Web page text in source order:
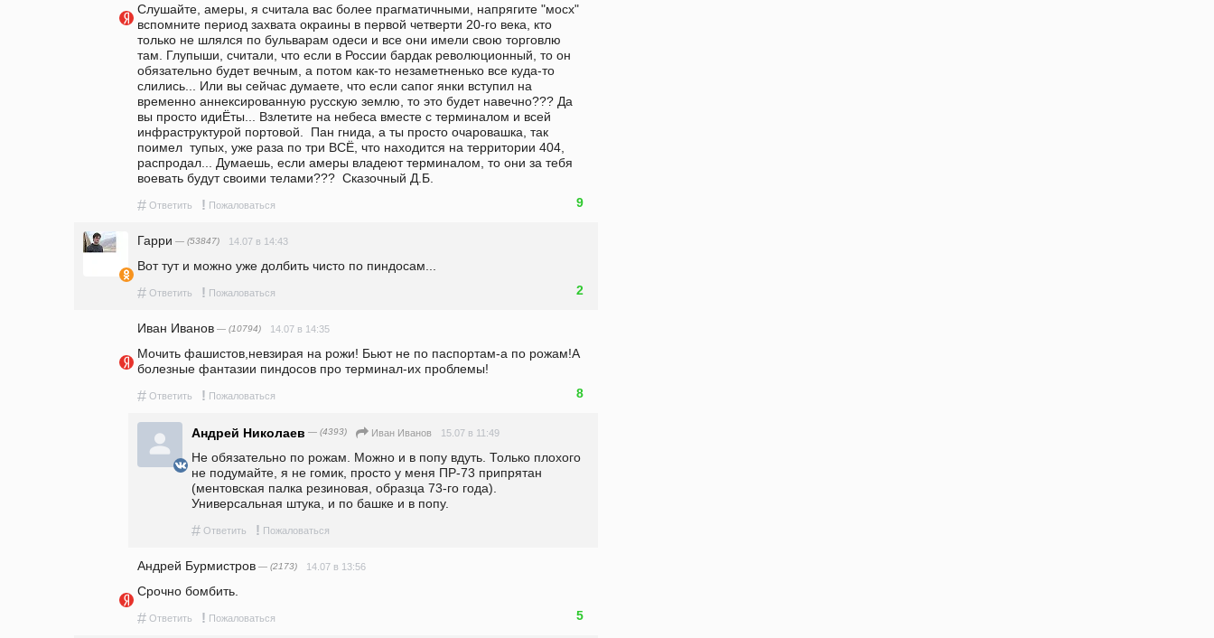
Слушайте, амеры, я считала вас более прагматичными, напрягите "мосх"
вспомните период захвата окраины в первой четверти 20-го века, кто
только не шлялся по бульварам одеси и все они имели свою торговлю
там. Глупыши, считали, что если в России бардак революционный, то он
обязательно будет вечным, а потом как-то незаметненько все куда-то
слились... Или вы сейчас думаете, что если сапог янки вступил на
временно аннексированную русскую землю, то это будет навечно??? Да
вы просто идиЁты... Взлетите на небеса вместе с терминалом и всей
инфраструктурой портовой.  Пан гнида, а ты просто очаровашка, так
поимел  тупых, уже раза по три ВСЁ, что находится на территории 404,
распродал... Думаешь, если амеры владеют терминалом, то они за тебя
воевать будут своими телами???  Сказочный Д.Б.
# Ответить ! Пожаловаться 9
Гарри — (53847) 14.07 в 14:43
Вот тут и можно уже долбить чисто по пиндосам...
# Ответить ! Пожаловаться 2
Иван Иванов — (10794) 14.07 в 14:35
Мочить фашистов,невзирая на рожи! Бьют не по паспортам-а по рожам!А
болезные фантазии пиндосов про терминал-их проблемы!
# Ответить ! Пожаловаться 8
Андрей Николаев — (4393) Иван Иванов 15.07 в 11:49
Не обязательно по рожам. Можно и в попу вдуть. Только плохого
не подумайте, я не гомик, просто у меня ПР-73 припрятан
(ментовская палка резиновая, образца 73-го года).
Универсальная штука, и по башке и в попу.
# Ответить ! Пожаловаться
Андрей Бурмистров — (2173) 14.07 в 13:56
Срочно бомбить.
# Ответить ! Пожаловаться 5